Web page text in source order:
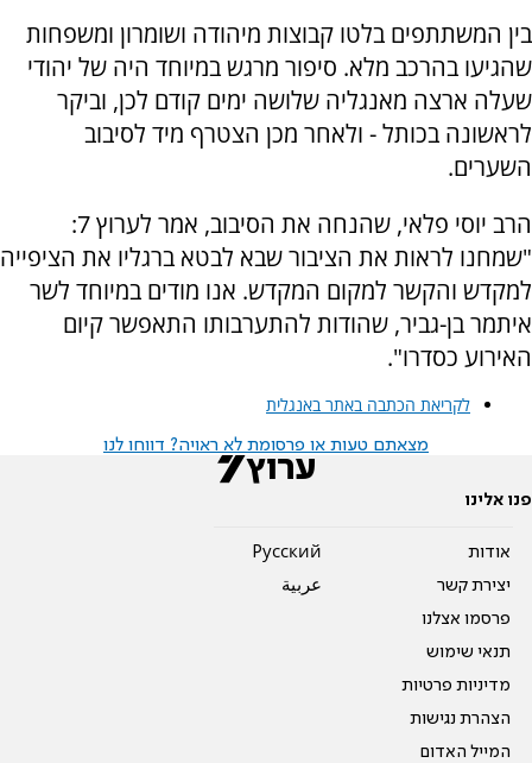
בין המשתתפים בלטו קבוצות מיהודה ושומרון ומשפחות
שהגיעו בהרכב מלא. סיפור מרגש במיוחד היה של יהודי
שעלה ארצה מאנגליה שלושה ימים קודם לכן, וביקר
לראשונה בכותל - ולאחר מכן הצטרף מיד לסיבוב
השערים.
הרב יוסי פלאי, שהנחה את הסיבוב, אמר לערוץ 7:
"שמחנו לראות את הציבור שבא לבטא ברגליו את הציפייה
למקדש והקשר למקום המקדש. אנו מודים במיוחד לשר
איתמר בן-גביר, שהודות להתערבותו התאפשר קיום
האירוע כסדרו".
לקריאת הכתבה באתר באנגלית
מצאתם טעות או פרסומת לא ראויה? דווחו לנו
פנו אלינו
אודות
יצירת קשר
פרסמו אצלנו
תנאי שימוש
מדיניות פרטיות
הצהרת נגישות
המייל האדום
Pусский
عربية